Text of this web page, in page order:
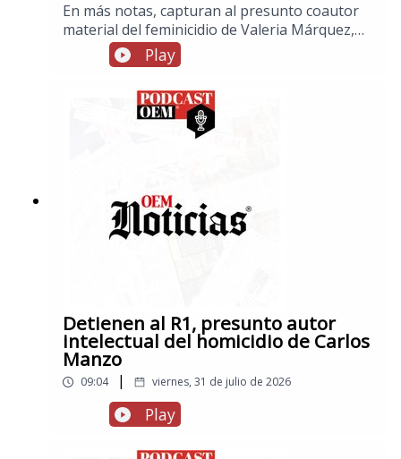
En más notas, capturan al presunto coautor
material del feminicidio de Valeria Márquez,
en información internacional, Trump anuncia
que este lunes se iniciarán nuevas
conversaciones con Irán, tras aplazar ataques,
y en los espectáculos, fallece Carlos del
Campo, actor de doblaje que prestó la voz a
“Slinky” en “Toy Stoy”
Play
Detienen al R1, presunto autor
intelectual del homicidio de Carlos
Manzo
09:04 | viernes, 31 de julio de 2026
Play